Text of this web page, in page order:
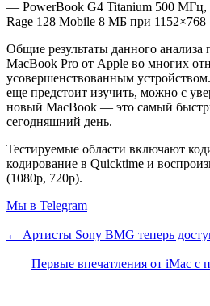
— PowerBook G4 Titanium 500
Rage 128 Mobile 8 МБ при 1152×768
Общие результаты данного
MacBook Pro от Apple во многих
усовершенствованным
еще предстоит изучить, можно с
новый MacBook — это самый
сегодняшний день.
Тестируемые области включают
кодирование в Quicktime и
(1080p, 720p).
Мы в Telegram
← Артисты Sony BMG теперь
Первые впечатления от iMac с